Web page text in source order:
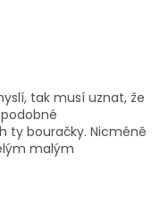
tak musí uznat, že
ty bouračky. Nicméně
malým